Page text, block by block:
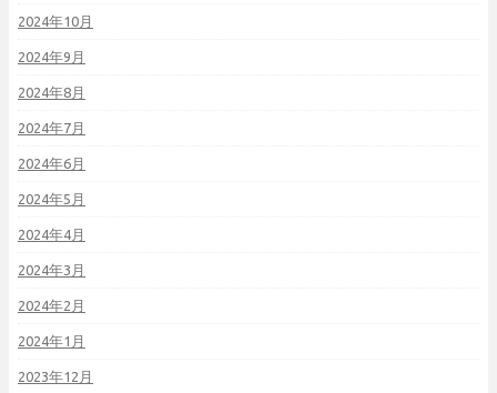
2024年10月
2024年9月
2024年8月
2024年7月
2024年6月
2024年5月
2024年4月
2024年3月
2024年2月
2024年1月
2023年12月